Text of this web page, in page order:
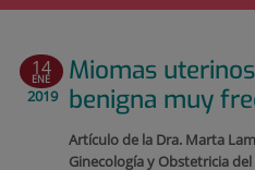
14
ENE
2019
Miomas
benigna muy
Artículo de la Dra. Marta
Ginecología y Obstetricia